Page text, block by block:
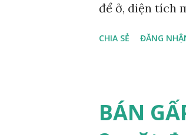
để ở, diện tích
trực tuyến
chúng tôi có
tục tại website
CHIA SẺ ĐĂNG
BÁN